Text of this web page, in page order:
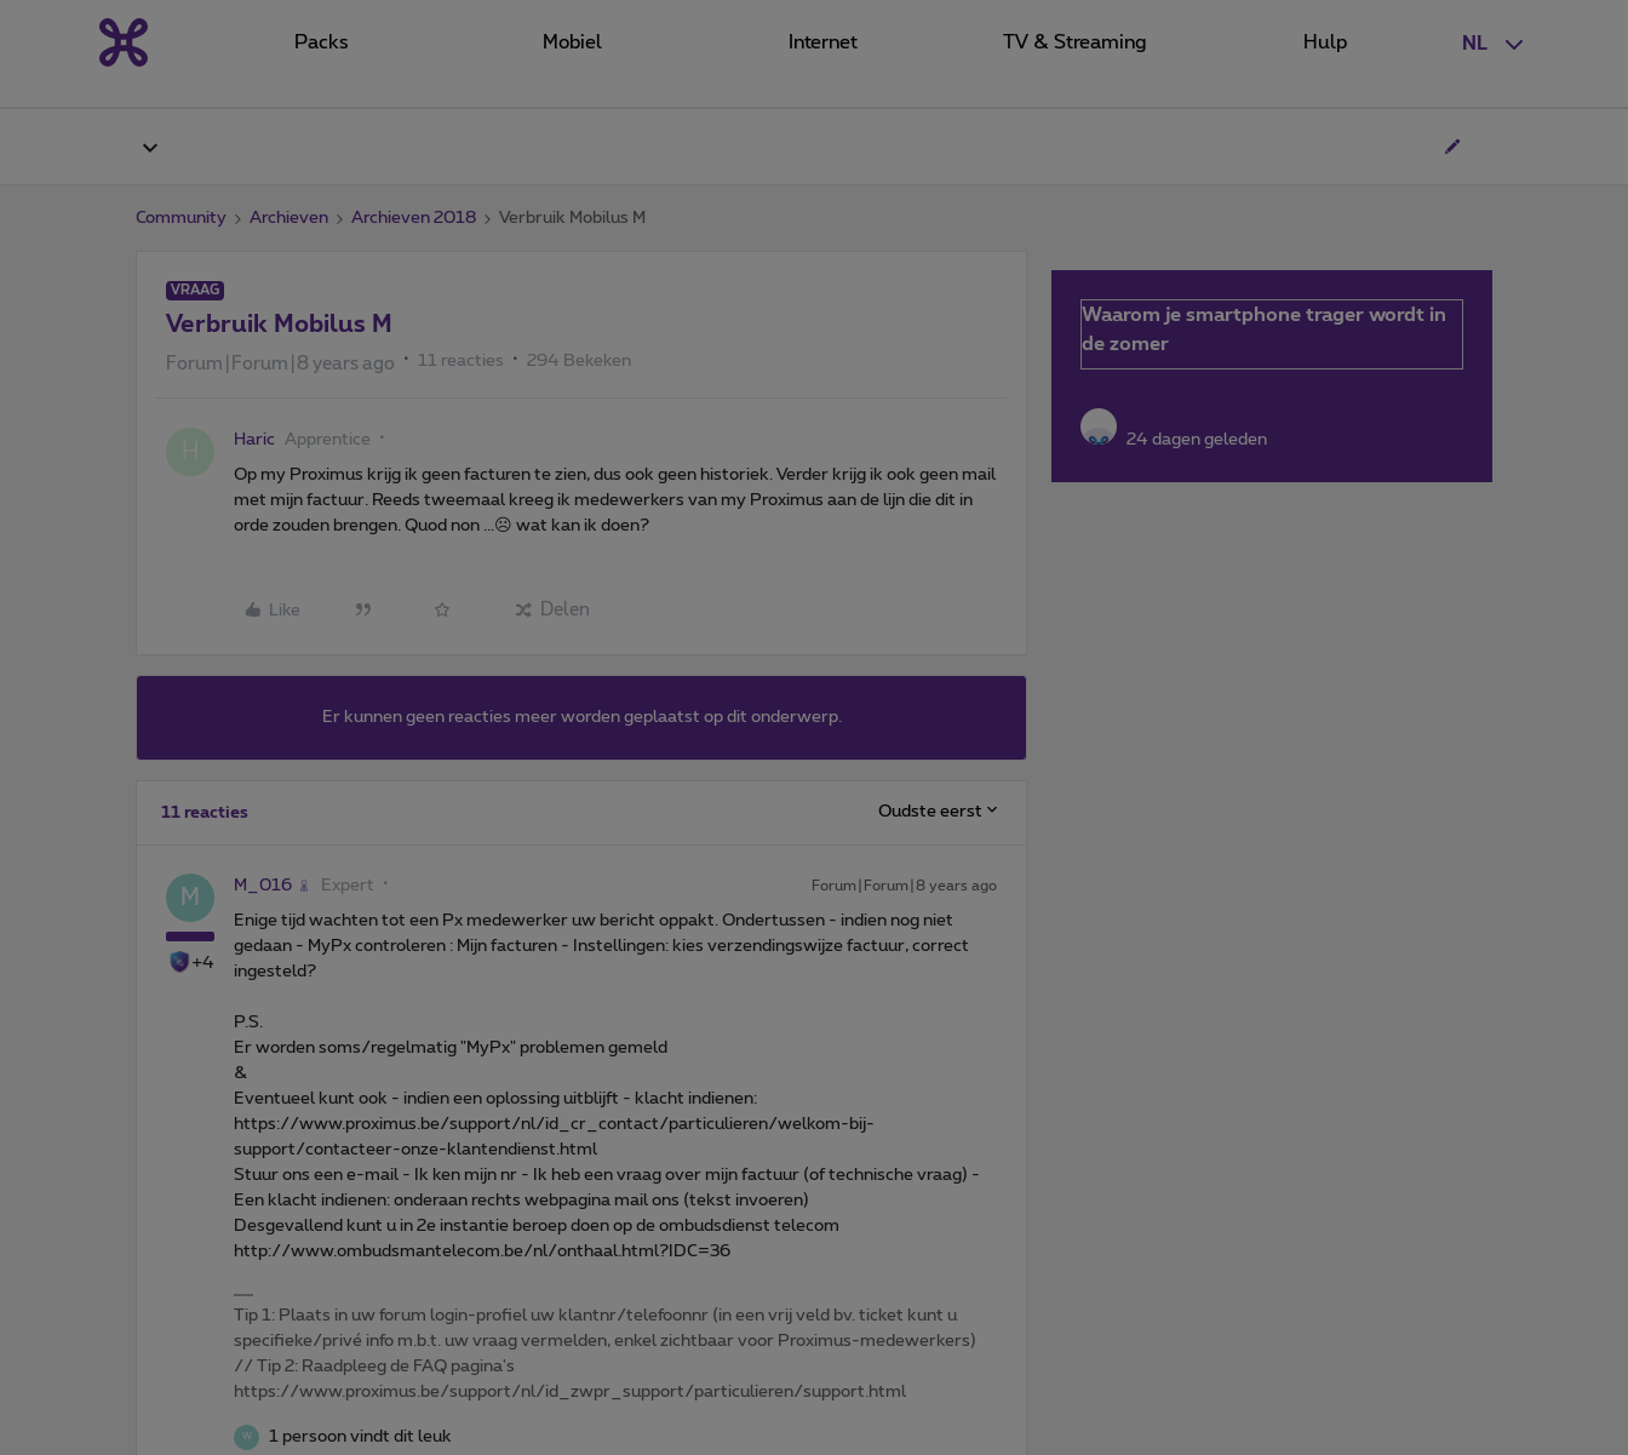
NL
Packs Mobiel Internet TV & Streaming Hulp
Community Archieven Archieven 2018 Verbruik Mobilus M
VRAAG
Verbruik Mobilus M
Forum|Forum|8 years ago 11 reacties 294 Bekeken
Haric Apprentice
Op my Proximus krijg ik geen facturen te zien, dus ook geen historiek. Verder krijg ik ook geen mail
met mijn factuur. Reeds tweemaal kreeg ik medewerkers van my Proximus aan de lijn die dit in
orde zouden brengen. Quod non ...☹️ wat kan ik doen?
Like Delen
Er kunnen geen reacties meer worden geplaatst op dit onderwerp.
11 reacties Oudste eerst
M
+4
M_016 Expert Forum|Forum|8 years ago
Enige tijd wachten tot een Px medewerker uw bericht oppakt. Ondertussen - indien nog niet
gedaan - MyPx controleren : Mijn facturen - Instellingen: kies verzendingswijze factuur, correct
ingesteld?
P.S.
Er worden soms/regelmatig "MyPx" problemen gemeld
&
Eventueel kunt ook - indien een oplossing uitblijft - klacht indienen:
https://www.proximus.be/support/nl/id_cr_contact/particulieren/welkom-bij-
support/contacteer-onze-klantendienst.html
Stuur ons een e-mail - Ik ken mijn nr - Ik heb een vraag over mijn factuur (of technische vraag) -
Een klacht indienen: onderaan rechts webpagina mail ons (tekst invoeren)
Desgevallend kunt u in 2e instantie beroep doen op de ombudsdienst telecom
http://www.ombudsmantelecom.be/nl/onthaal.html?IDC=36
Tip 1: Plaats in uw forum login-profiel uw klantnr/telefoonnr (in een vrij veld bv. ticket kunt u
specifieke/privé info m.b.t. uw vraag vermelden, enkel zichtbaar voor Proximus-medewerkers)
// Tip 2: Raadpleeg de FAQ pagina's
https://www.proximus.be/support/nl/id_zwpr_support/particulieren/support.html
W 1 persoon vindt dit leuk
Waarom je smartphone trager wordt in
de zomer
24 dagen geleden